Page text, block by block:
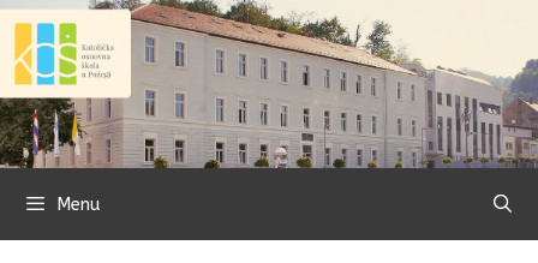
Preskoči
sadržaj
Menu